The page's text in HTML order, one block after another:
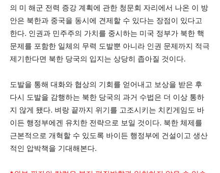
의 미 해군 전력 증강 계획에 관한 청문회 자리에서 나온 이 방
안은 북한과 중국을 동시에 견제할 수 있다는 장점이 있다고
한다. 인권과 민주주의 가치를 중시하는 미국 정부가 북한 핵
문제를 포함한 일체의 무력 도발뿐 아니라 인권 문제까지 적극
제기한다면 북한 당국의 입지는 상당히 좁아질 것이다.
도발을 통해 대화와 협상의 기회를 얻어내고 보상을 받은 후
다시 도발을 감행하는 북한 당국의 과거 수법은 더 이상 통하
지 않게 됐다. 벼랑 끝까지 위기를 고조시키는 치킨게임도 바
이든 행정부에겐 유치한 전략으로 보일 것이다. 북한 체제를
근본적으로 개혁할 수 있도록 바이든 행정부에 건설이고 생산
적인 압박책을 기대해본다.